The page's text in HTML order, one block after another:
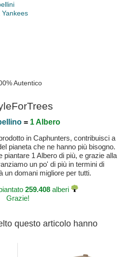
Yankees
Autentico
= 1 Albero
in Caphunters, contribuisci a
pianeta che ne hanno più bisogno.
piantare 1 Albero di più, e grazie alla
un po' di più in termini di
un domani migliore per tutti.
259.408 alberi
Grazie!
questo articolo hanno